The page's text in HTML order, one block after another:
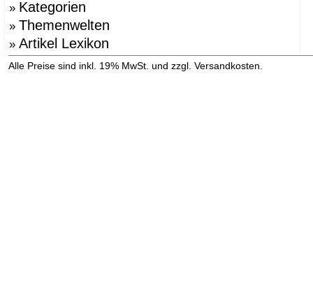
» Kategorien
» Themenwelten
» Artikel Lexikon
Alle Preise sind inkl. 19% MwSt. und zzgl. Versandkosten.